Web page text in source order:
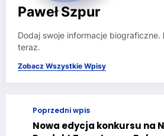
Paweł Szpur
Dodaj swoje informacje biograficzne.
teraz.
Zobacz Wszystkie Wpisy
Poprzedni wpis
Nowa edycja konkursu na